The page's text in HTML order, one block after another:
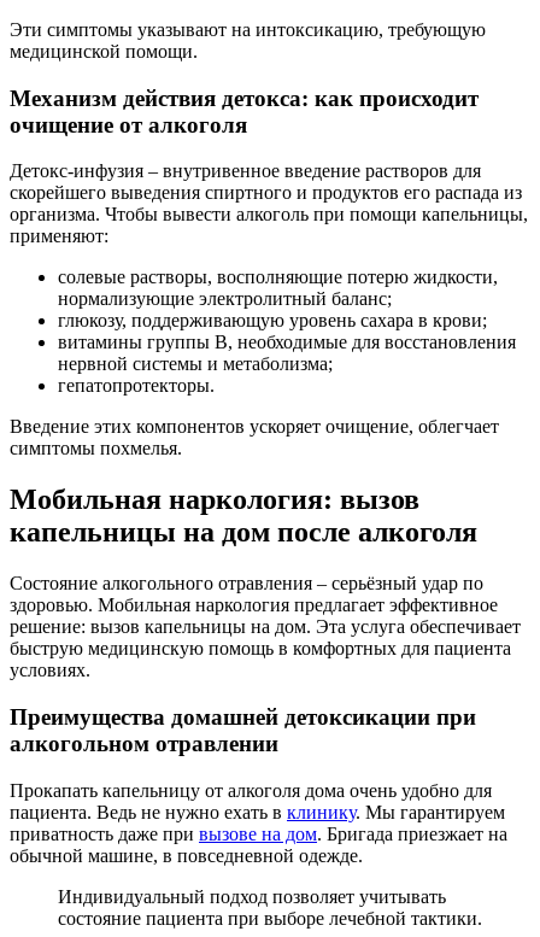
Эти симптомы указывают на интоксикацию, требующую
медицинской помощи.
Механизм действия детокса: как происходит
очищение от алкоголя
Детокс-инфузия – внутривенное введение растворов для
скорейшего выведения спиртного и продуктов его распада из
организма. Чтобы вывести алкоголь при помощи капельницы,
применяют:
солевые растворы, восполняющие потерю жидкости,
нормализующие электролитный баланс;
глюкозу, поддерживающую уровень сахара в крови;
витамины группы B, необходимые для восстановления
нервной системы и метаболизма;
гепатопротекторы.
Введение этих компонентов ускоряет очищение, облегчает
симптомы похмелья.
Мобильная наркология: вызов
капельницы на дом после алкоголя
Состояние алкогольного отравления – серьёзный удар по
здоровью. Мобильная наркология предлагает эффективное
решение: вызов капельницы на дом. Эта услуга обеспечивает
быструю медицинскую помощь в комфортных для пациента
условиях.
Преимущества домашней детоксикации при
алкогольном отравлении
Прокапать капельницу от алкоголя дома очень удобно для
пациента. Ведь не нужно ехать в клинику. Мы гарантируем
приватность даже при вызове на дом. Бригада приезжает на
обычной машине, в повседневной одежде.
Индивидуальный подход позволяет учитывать
состояние пациента при выборе лечебной тактики.